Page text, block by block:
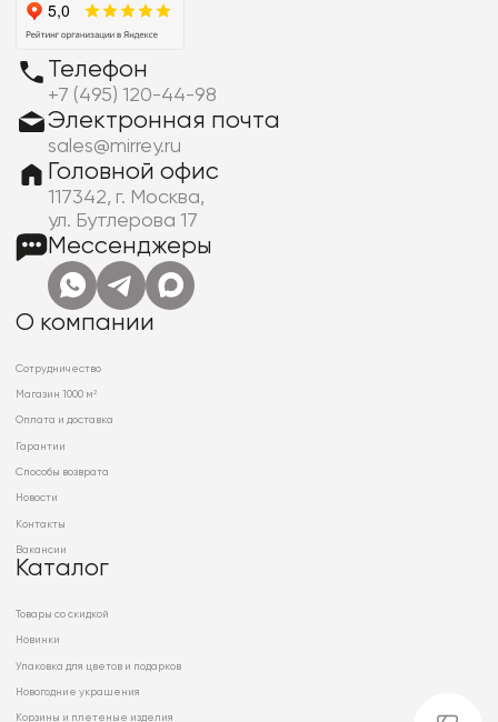
Телефон
+7 (495) 120-44-98
Электронная почта
sales@mirrey.ru
Головной офис
117342, г. Москва,
ул. Бутлерова 17
Мессенджеры
О компании
Сотрудничество
Магазин 1000 м²
Оплата и доставка
Гарантии
Способы возврата
Новости
Контакты
Вакансии
Каталог
Товары со скидкой
Новинки
Упаковка для цветов и подарков
Новогодние украшения
Корзины и плетеные изделия